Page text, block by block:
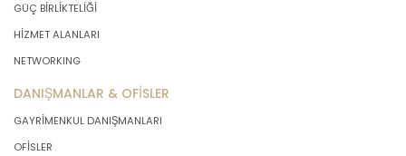
GÜÇ BİRLİKTELİĞİ
HİZMET ALANLARI
NETWORKING
DANIŞMANLAR & OFİSLER
GAYRİMENKUL DANIŞMANLARI
OFİSLER